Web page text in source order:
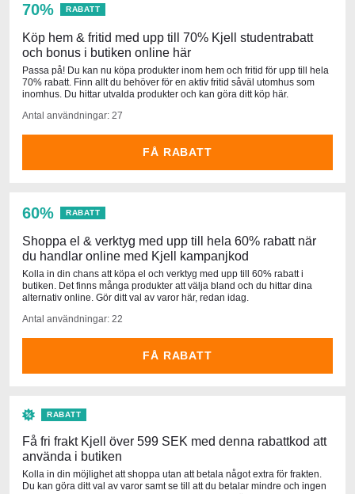
70% RABATT
Köp hem & fritid med upp till 70% Kjell studentrabatt
och bonus i butiken online här
Passa på! Du kan nu köpa produkter inom hem och fritid för upp till hela
70% rabatt. Finn allt du behöver för en aktiv fritid såväl utomhus som
inomhus. Du hittar utvalda produkter och kan göra ditt köp här.
Antal användningar: 27
FÅ RABATT
60% RABATT
Shoppa el & verktyg med upp till hela 60% rabatt när
du handlar online med Kjell kampanjkod
Kolla in din chans att köpa el och verktyg med upp till 60% rabatt i
butiken. Det finns många produkter att välja bland och du hittar dina
alternativ online. Gör ditt val av varor här, redan idag.
Antal användningar: 22
FÅ RABATT
RABATT
Få fri frakt Kjell över 599 SEK med denna rabattkod att
använda i butiken
Kolla in din möjlighet att shoppa utan att betala något extra för frakten.
Du kan göra ditt val av varor samt se till att du betalar mindre och ingen